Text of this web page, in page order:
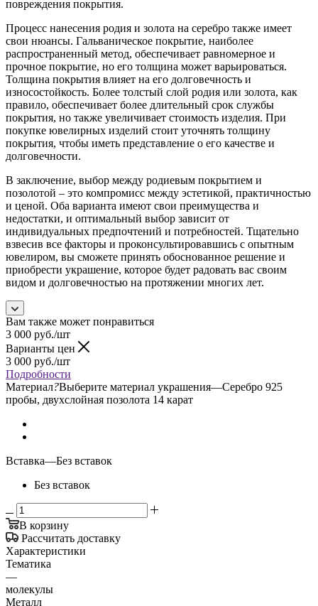
повреждения покрытия.
Процесс нанесения родия и золота на серебро также имеет
свои нюансы. Гальваническое покрытие, наиболее
распространенный метод, обеспечивает равномерное и
прочное покрытие, но его толщина может варьироваться.
Толщина покрытия влияет на его долговечность и
износостойкость. Более толстый слой родия или золота, как
правило, обеспечивает более длительный срок службы
покрытия, но также увеличивает стоимость изделия. При
покупке ювелирных изделий стоит уточнять толщину
покрытия, чтобы иметь представление о его качестве и
долговечности.
В заключение, выбор между родиевым покрытием и
позолотой – это компромисс между эстетикой, практичностью
и ценой. Оба варианта имеют свои преимущества и
недостатки, и оптимальный выбор зависит от
индивидуальных предпочтений и потребностей. Тщательно
взвесив все факторы и проконсультировавшись с опытным
ювелиром, вы сможете принять обоснованное решение и
приобрести украшение, которое будет радовать вас своим
видом и долговечностью на протяжении многих лет.
Вам также может понравиться
3 000 руб./шт
Варианты цен
3 000 руб./шт
Подробности
Материал?Выберите материал украшения—Серебро 925
пробы, двухслойная позолота 14 карат
Вставка—Без вставок
Без вставок
В корзину
Рассчитать доставку
Характеристики
Тематика
—
молекулы
Металл